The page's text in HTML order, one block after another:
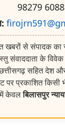
98279
खबरों से संपादक
संवाददाता के विवेक
सहित देश
पर प्रकाशित किसी
में केवलबिलासपुर